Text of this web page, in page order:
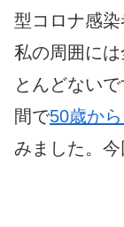
型コロナ感染
私の周囲に
とんどない
間で50歳か
みました。今